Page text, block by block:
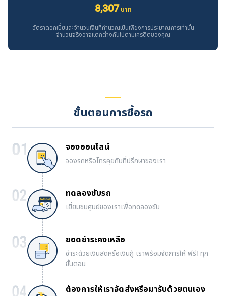
8,307 บาท
อัตราดอกเบี้ยและจำนวนเงินที่คำนวณเป็นเพียงการประมาณการเท่านั้น
จำนวนจริงอาจแตกต่างกันไปตามเครดิตของคุณ
ขั้นตอนการซื้อรถ
จองออนไลน์
จองรถหรือโทรคุยกับที่ปรึกษาของเรา
ทดลองขับรถ
เยี่ยมชมศูนย์ของเราเพื่อทดลองขับ
ยอดชำระคงเหลือ
ชำระด้วยเงินสดหรือเงินกู้ เราพร้อมจัดการให้ ฟรี! ทุก
ขั้นตอน
ต้องการให้เราจัดส่งหรือมารับด้วยตนเอง